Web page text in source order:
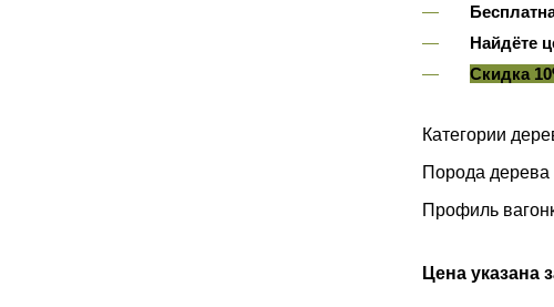
Найдёте
Скидка
Категории
Порода дерева
Профиль
Цена указана